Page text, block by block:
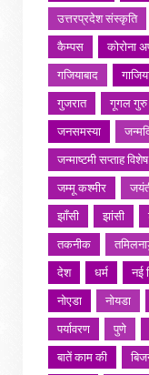
उत्तरप्रदेश संस्कृति
कैम्पस
कोरोना
गजियाबाद
गुजरात
गूगल गुरु
जनसमस्या
जन्माष्टमी सप्ताह
जम्मू कश्मीर
झाँसी
झांसी
तकनीक
देश
धर्म नई
नोएडा
नोयडा
पर्यावरण
पुणे
बातें काम की